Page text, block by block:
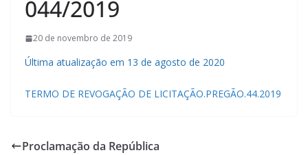
044/2019
20 de novembro de 2019
Última atualização em 13 de agosto de 2020
TERMO DE REVOGAÇÃO DE LICITAÇÃO.PREGÃO.44.2019
Proclamação da República